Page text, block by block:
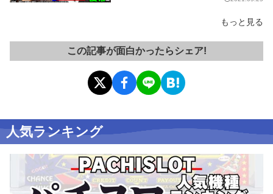
もっと見る
この記事が面白かったらシェア!
人気ランキング